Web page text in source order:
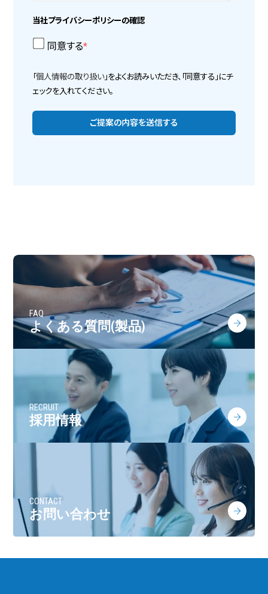
当社プライバシーポリシーの確認
同意する*
「個人情報の取り扱い」をよくお読みいただき、「同意する」にチ
ェックを入れてください。
FAQ
よくある質問(製品)
RECRUIT
採用情報
CONTACT
お問い合わせ